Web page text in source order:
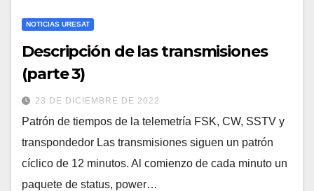
NOTICIAS URESAT
Descripción de las transmisiones
(parte 3)
23 DE DICIEMBRE DE 2022
Patrón de tiempos de la telemetría FSK, CW, SSTV y
transpondedor Las transmisiones siguen un patrón
cíclico de 12 minutos. Al comienzo de cada minuto un
paquete de status, power…